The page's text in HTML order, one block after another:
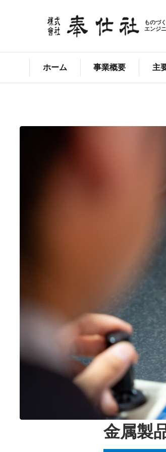
ものづ
エンジ
ホーム 事業概要 主
金属製